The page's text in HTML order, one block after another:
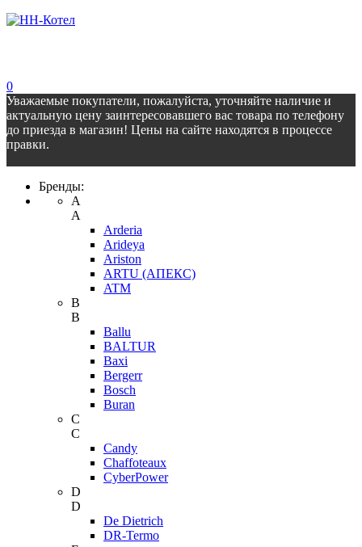
0
Уважаемые покупатели, пожалуйста, уточняйте наличие и
актуальную цену заинтересовавшего вас товара по телефону
до приезда в магазин! Цены на сайте находятся в процессе
правки.
Бренды:
A
A
Arderia
Arideya
Ariston
ARTU (АПЕКС)
ATM
B
B
Ballu
BALTUR
Baxi
Bergerr
Bosch
Buran
C
C
Candy
Chaffoteaux
CyberPower
D
D
De Dietrich
DR-Termo